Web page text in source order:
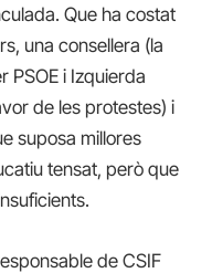
Que ha costat
una consellera (la
PSOE i Izquierda
de les protestes) i
suposa millores
tensat, però que
de CSIF